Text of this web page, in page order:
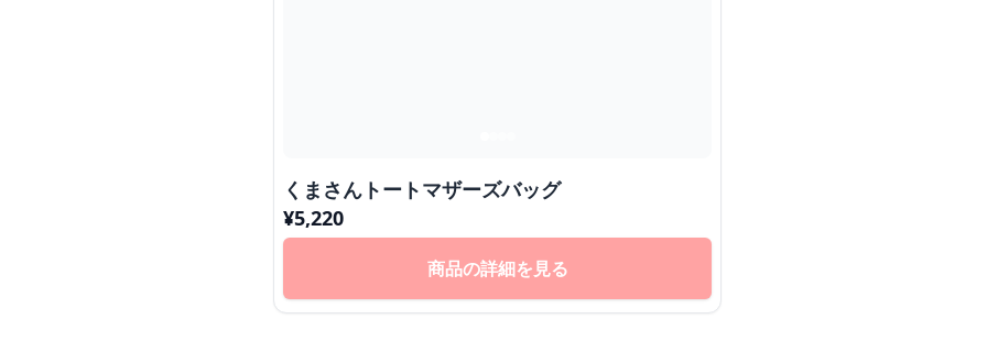
くまさんトートマザーズバッグ
¥5,220
商品の詳細を見る